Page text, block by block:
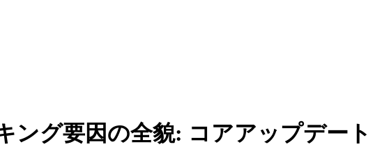
キング要因の全貌: コアアップデー